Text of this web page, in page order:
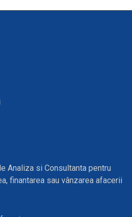
Analiza si Consultanta pentru
finantarea sau vânzarea afacerii